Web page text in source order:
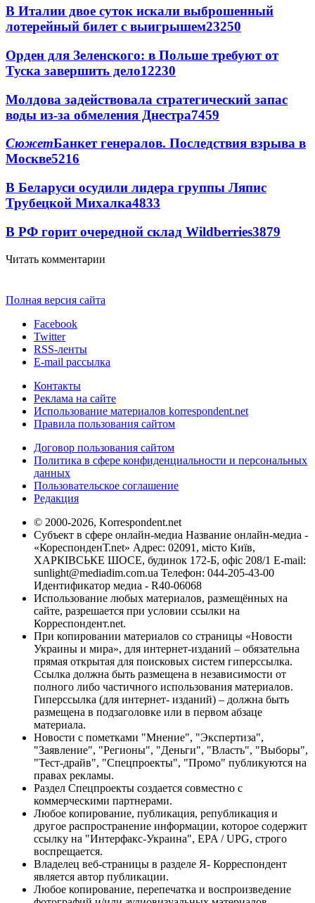
В Италии двое суток искали выброшенный
лотерейный билет с выигрышем23250
Орден для Зеленского: в Польше требуют от
Туска завершить дело12230
Молдова задействовала стратегический запас
воды из-за обмеления Днестра7459
СюжетБанкет генералов. Последствия взрыва в
Москве5216
В Беларуси осудили лидера группы Ляпис
Трубецкой Михалка4833
В РФ горит очередной склад Wildberries3879
Читать комментарии
Полная версия сайта
Facebook
Twitter
RSS-ленты
E-mail рассылка
Контакты
Реклама на сайте
Использование материалов korrespondent.net
Правила пользования сайтом
Договор пользования сайтом
Политика в сфере конфиденциальности и персональных
данных
Пользовательское соглашение
Редакция
© 2000-2026, Korrespondent.net
Субъект в сфере онлайн-медиа Название онлайн-медиа -
«КореспонденТ.net» Адрес: 02091, місто Київ,
ХАРКІВСЬКЕ ШОСЕ, будинок 172-Б, офіс 208/1 E-mail:
sunlight@mediadim.com.ua Телефон: 044-205-43-00
Идентификатор медиа - R40-06068
Использование любых материалов, размещённых на
сайте, разрешается при условии ссылки на
Корреспондент.net.
При копировании материалов со страницы «Новости
Украины и мира», для интернет-изданий – обязательна
прямая открытая для поисковых систем гиперссылка.
Ссылка должна быть размещена в независимости от
полного либо частичного использования материалов.
Гиперссылка (для интернет- изданий) – должна быть
размещена в подзаголовке или в первом абзаце
материала.
Новости с пометками "Мнение", "Экспертиза",
"Заявление", "Регионы", "Деньги", "Власть", "Выборы",
"Тест-драйв", "Спецпроекты", "Промо" публикуются на
правах рекламы.
Раздел Спецпроекты создается совместно с
коммерческими партнерами.
Любое копирование, публикация, републикация и
другое распространение информации, которое содержит
ссылку на "Интерфакс-Украина", EPA / UPG, строго
воспрещается.
Владелец веб-страницы в разделе Я- Корреспондент
является автор публикации.
Любое копирование, перепечатка и воспроизведение